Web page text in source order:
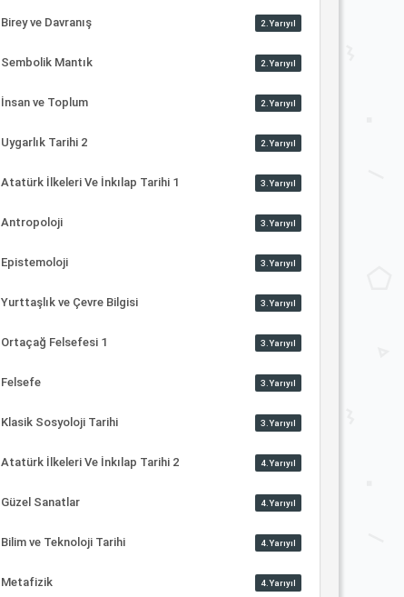
Birey ve Davranış 2.Yarıyıl
Sembolik Mantık 2.Yarıyıl
İnsan ve Toplum 2.Yarıyıl
Uygarlık Tarihi 2 2.Yarıyıl
Atatürk İlkeleri Ve İnkılap Tarihi 1 3.Yarıyıl
Antropoloji 3.Yarıyıl
Epistemoloji 3.Yarıyıl
Yurttaşlık ve Çevre Bilgisi 3.Yarıyıl
Ortaçağ Felsefesi 1 3.Yarıyıl
Felsefe 3.Yarıyıl
Klasik Sosyoloji Tarihi 3.Yarıyıl
Atatürk İlkeleri Ve İnkılap Tarihi 2 4.Yarıyıl
Güzel Sanatlar 4.Yarıyıl
Bilim ve Teknoloji Tarihi 4.Yarıyıl
Metafizik 4.Yarıyıl